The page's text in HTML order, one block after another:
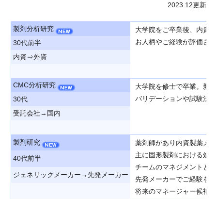
2023.12更新
製剤分析研究
大学院をご卒業後、内資
お人柄やご経験が評価さ
30代前半
内資⇒外資
CMC分析研究
大学院を修士で卒業。新
バリデーションや試験法
30代
受託会社→国内
製剤研究
薬剤師があり内資製薬メ
主に固形製剤における処
チームのマネジメントと
先発メーカーでご経験を
将来のマネージャー候補
40代前半
ジェネリックメーカー→先発メーカー